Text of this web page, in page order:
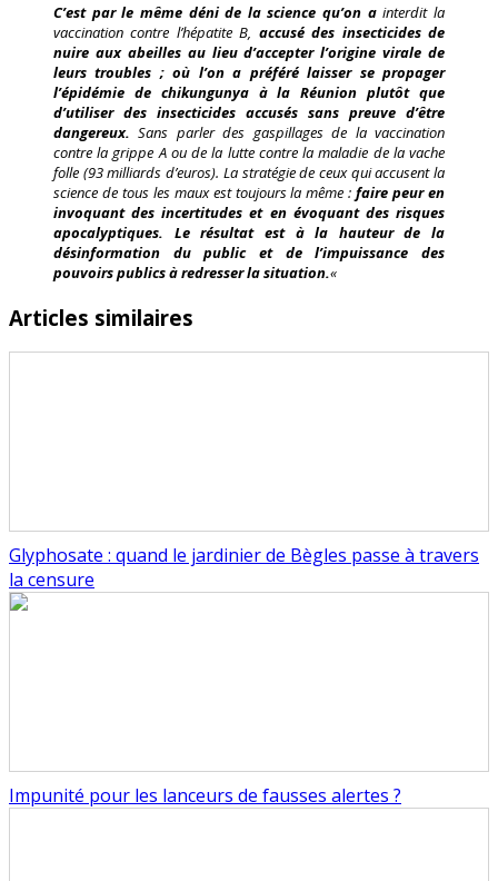
C’est par le même déni de la science qu’on ainterdit la
vaccination contre l’hépatite B, accusé des insecticides de
nuire aux abeilles au lieu d’accepter l’origine virale de
leurs troubles ; où l’on a préféré laisser se propager
l’épidémie de chikungunya à la Réunion plutôt que
d’utiliser des insecticides accusés sans preuve d’être
dangereux.Sans parler des gaspillages de la vaccination
contre la grippe A ou de la lutte contre la maladie de la vache
folle (93 milliards d’euros). La stratégie de ceux qui accusent la
science de tous les maux est toujours la même :faire peur en
invoquant des incertitudes et en évoquant des risques
apocalyptiques. Le résultat est à la hauteur de la
désinformation du public et de l’impuissance des
pouvoirs publics à redresser la situation.«
Articles similaires
Glyphosate : quand le jardinier de Bègles passe à travers
la censure
Impunité pour les lanceurs de fausses alertes ?